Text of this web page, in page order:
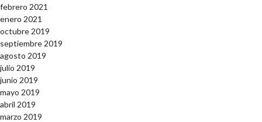
febrero 2021
enero 2021
octubre 2019
septiembre 2019
agosto 2019
julio 2019
junio 2019
mayo 2019
abril 2019
marzo 2019